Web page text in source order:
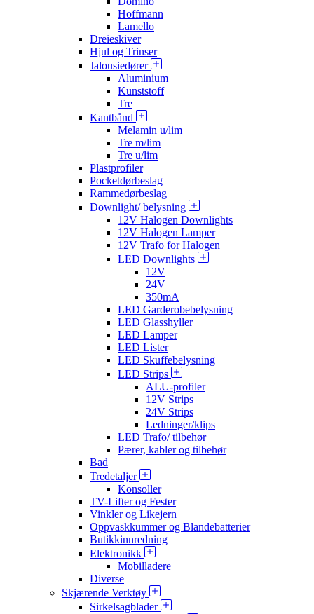
Hoffmann
Lamello
Dreieskiver
Hjul og Trinser
Jalousiedører
Aluminium
Kunststoff
Tre
Kantbånd
Melamin u/lim
Tre m/lim
Tre u/lim
Plastprofiler
Pocketdørbeslag
Rammedørbeslag
Downlight/ belysning
12V Halogen Downlights
12V Halogen Lamper
12V Trafo for Halogen
LED Downlights
12V
24V
350mA
LED Garderobebelysning
LED Glasshyller
LED Lamper
LED Lister
LED Skuffebelysning
LED Strips
ALU-profiler
12V Strips
24V Strips
Ledninger/klips
LED Trafo/ tilbehør
Pærer, kabler og tilbehør
Bad
Tredetaljer
Konsoller
TV-Lifter og Fester
Vinkler og Likejern
Oppvaskkummer og Blandebatterier
Butikkinnredning
Elektronikk
Mobilladere
Diverse
Skjærende Verktøy
Sirkelsagblader